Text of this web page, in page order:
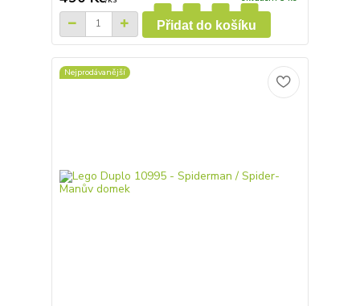
Přidat do košíku
Nejprodávanější